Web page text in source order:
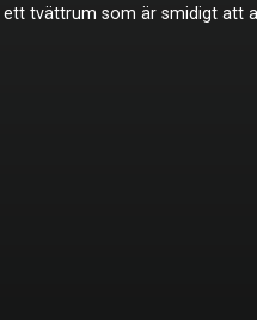
ett tvättrum som är smidigt att